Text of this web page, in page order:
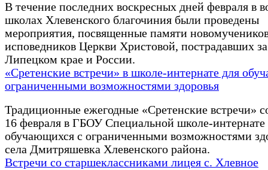
В течение последних воскресных дней февраля в
школах Хлевенского благочиния были проведены
мероприятия, посвященные памяти
исповедников Церкви Христовой, пострадавших
Липецком крае и России.
«Сретенские встречи» в школе-интернате для
ограниченными возможностями здоровья
Традиционные ежегодные «Сретенские встречи»
16 февраля в ГБОУ Специальной школе-интернате
обучающихся с ограниченными возможностями
села Дмитряшевка Хлевенского района.
Встречи со старшеклассниками лицея с. Хлевное